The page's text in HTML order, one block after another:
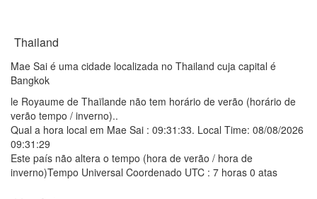
Thailand
Mae Sai é uma cidade localizada no Thailand cuja capital é
Bangkok
le Royaume de Thaïlande não tem horário de verão (horário de
verão tempo / inverno)..
Qual a hora local em Mae Sai : 09:31:33. Local Time: 08/08/2026
09:31:29
Este país não altera o tempo (hora de verão / hora de
inverno)Tempo Universal Coordenado UTC : 7 horas 0 atas